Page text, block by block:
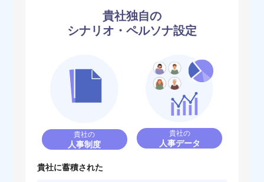
貴社独自の
シナリオ・ペルソナ設定
貴社の
人事制度
貴社の
人事データ
貴社に蓄積された